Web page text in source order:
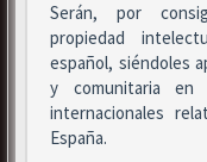
Serán, por
propiedad
español, siéndoles
y comunitaria en
internacionales
España.